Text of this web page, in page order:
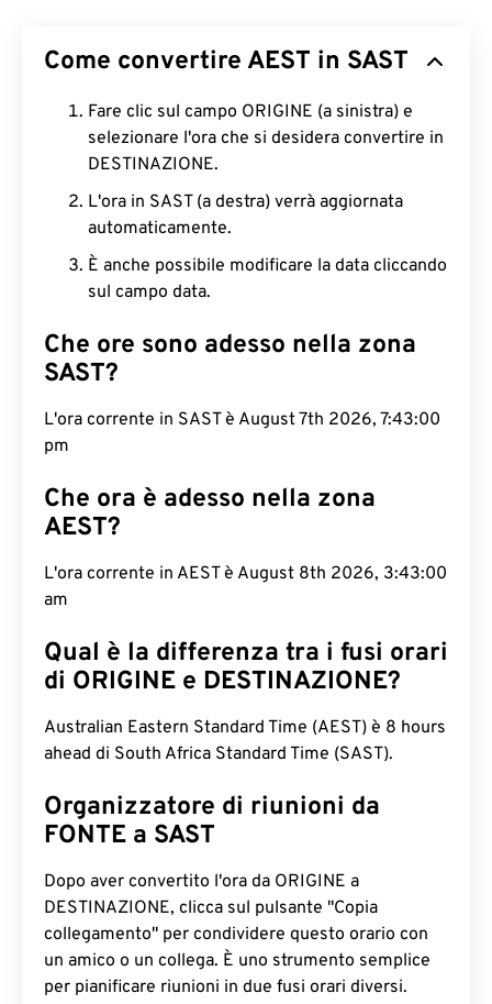
Come convertire AEST in SAST
Fare clic sul campo ORIGINE (a sinistra) e
selezionare l'ora che si desidera convertire in
DESTINAZIONE.
L'ora in SAST (a destra) verrà aggiornata
automaticamente.
È anche possibile modificare la data cliccando
sul campo data.
Che ore sono adesso nella zona
SAST?
L'ora corrente in SAST è August 7th 2026, 7:43:00
pm
Che ora è adesso nella zona
AEST?
L'ora corrente in AEST è August 8th 2026, 3:43:00
am
Qual è la differenza tra i fusi orari
di ORIGINE e DESTINAZIONE?
Australian Eastern Standard Time (AEST) è 8 hours
ahead di South Africa Standard Time (SAST).
Organizzatore di riunioni da
FONTE a SAST
Dopo aver convertito l'ora da ORIGINE a
DESTINAZIONE, clicca sul pulsante "Copia
collegamento" per condividere questo orario con
un amico o un collega. È uno strumento semplice
per pianificare riunioni in due fusi orari diversi.